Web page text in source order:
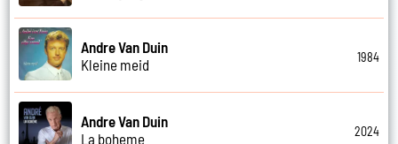
Andre Van Duin
Kleine meid
1984
Andre Van Duin
La boheme
2024